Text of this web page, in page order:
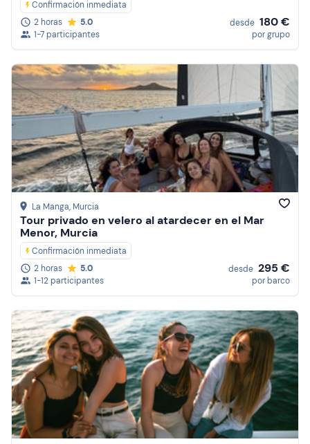
Confirmación inmediata
2 horas
5.0
1-7 participantes
desde 180 €
por grupo
La Manga, Murcia
Tour privado en velero al atardecer en el Mar
Menor, Murcia
Confirmación inmediata
2 horas
5.0
1-12 participantes
desde 295 €
por barco